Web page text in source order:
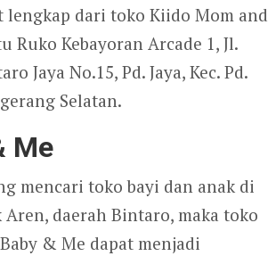
lengkap dari toko Kiido Mom and
Ruko Kebayoran Arcade 1, Jl.
Jaya No.15, Pd. Jaya, Kec. Pd.
Selatan.
Me
mencari toko bayi dan anak di
Aren, daerah Bintaro, maka toko
& Me dapat menjadi